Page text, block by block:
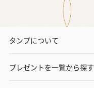
タンプについて
プレゼントを一覧から探す